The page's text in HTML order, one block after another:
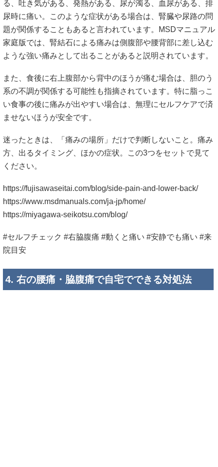
る、吐き気がある、発熱がある、尿が濁る、血尿がある、排
尿時に痛い。このような症状がある場合は、腎臓や尿路の問
題が関係することもあると言われています。MSDマニュアル
家庭版では、腎結石による痛みは側腹部や腰背部に差し込む
ような強い痛みとして出ることがあると説明されています。
また、食後に右上腹部から背中のほうが痛む場合は、胆のう
系の不調が関係する可能性も指摘されています。特に脂っこ
い食事の後に痛みが出やすい場合は、無理にセルフケアで済
ませないほうが安全です。
迷ったときは、「痛みの場所」だけで判断しないこと。痛み
方、出るタイミング、ほかの症状。この3つをセットで見て
ください。
https://fujisawaseitai.com/blog/side-pain-and-lower-back/
https://www.msdmanuals.com/ja-jp/home/
https://miyagawa-seikotsu.com/blog/
#セルフチェック #右脇腹痛 #動くと痛い #安静でも痛い #来
院目安
4. 右の腰痛・脇腹痛で自宅でできる対処法